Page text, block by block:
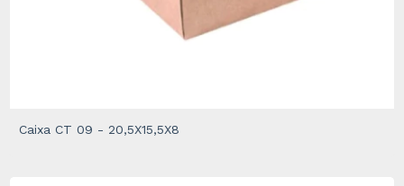
Caixa CT 09 - 20,5X15,5X8